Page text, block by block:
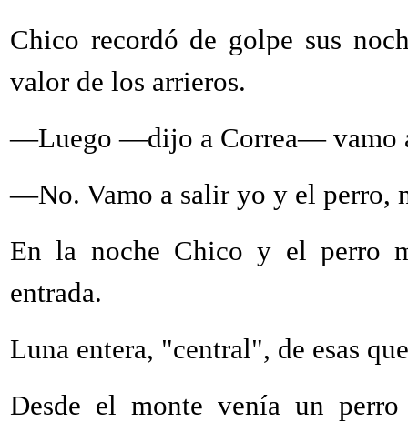
Chico recordó de golpe sus
valor de los arrieros.
—Luego —dijo a Correa— vamo
—No. Vamo a salir yo y el perro,
En la noche Chico y el perro
entrada.
Luna entera, "central", de esas
Desde el monte venía un